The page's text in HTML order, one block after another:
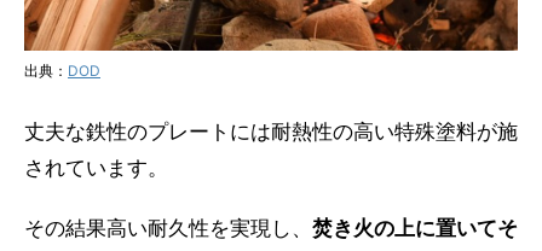
出典： DOD
丈夫な鉄性のプレートには耐熱性の高い特殊塗料が施
されています。
その結果高い耐久性を実現し、 焚き火の上に置いてそ